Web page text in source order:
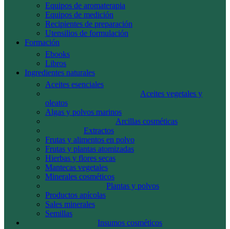
Equipos de aromaterapia
Equipos de medición
Recipientes de preparación
Utensilios de formulación
Formación
Ebooks
Libros
Ingredientes naturales
Aceites esenciales
Aceites vegetales y
oleatos
Algas y polvos marinos
Arcillas cosméticas
Extractos
Frutas y alimentos en polvo
Frutas y plantas atomizadas
Hierbas y flores secas
Mantecas vegetales
Minerales cosméticos
Plantas y polvos
Productos apícolas
Sales minerales
Semillas
Insumos cosméticos